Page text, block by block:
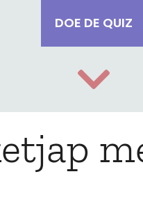
DOE DE QUIZ